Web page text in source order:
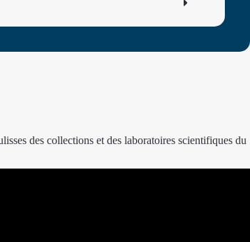
des collections et des laboratoires scientifiques du